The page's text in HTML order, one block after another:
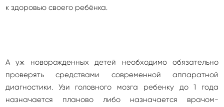
к здоровью своего ребёнка.
А уж новорожденных детей необходимо обязательно
проверять средствами современной аппаратной
диагностики. Узи головного мозга ребенку до 1 года
назначается планово либо назначается врачом-